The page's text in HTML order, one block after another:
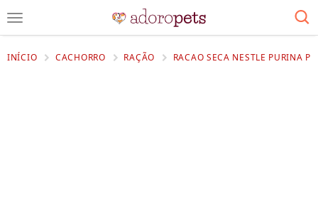
INÍCIO CACHORRO RAÇÃO RACAO SECA NESTLE PURINA